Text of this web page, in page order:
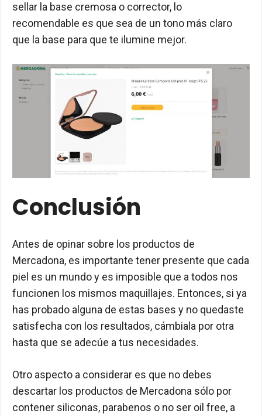
sellar la base cremosa o corrector, lo
recomendable es que sea de un tono más claro
que la base para que te ilumine mejor.
Conclusión
Antes de opinar sobre los productos de
Mercadona, es importante tener presente que cada
piel es un mundo y es imposible que a todos nos
funcionen los mismos maquillajes. Entonces, si ya
has probado alguna de estas bases y no quedaste
satisfecha con los resultados, cámbiala por otra
hasta que se adecúe a tus necesidades.
Otro aspecto a considerar es que no debes
descartar los productos de Mercadona sólo por
contener siliconas, parabenos o no ser oil free, a